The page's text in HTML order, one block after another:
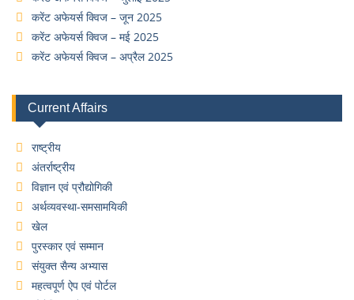
करेंट अफेयर्स क्विज – जून 2025
करेंट अफेयर्स क्विज – मई 2025
करेंट अफेयर्स क्विज – अप्रैल 2025
Current Affairs
राष्ट्रीय
अंतर्राष्ट्रीय
विज्ञान एवं प्रौद्योगिकी
अर्थव्यवस्था-समसामयिकी
खेल
पुरस्कार एवं सम्मान
संयुक्त सैन्य अभ्यास
महत्वपूर्ण ऐप एवं पोर्टल